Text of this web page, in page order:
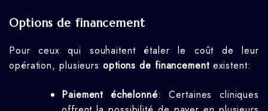
Options de financement
Pour ceux qui souhaitent étaler le coût de leur
opération, plusieurs options de financementexistent:
Paiement échelonné: Certaines cliniques